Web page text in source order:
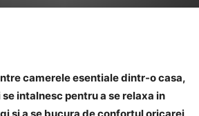
camerele esentiale dintr-o casa,
intalnesc pentru a se relaxa in